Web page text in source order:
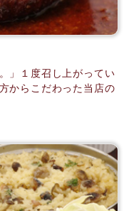
」１度召し上がってい
からこだわった当店の